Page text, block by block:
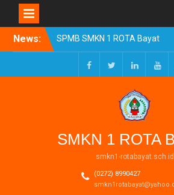
News:
SPMB SMKN 1 ROTA Bayat
Tahun Ajaran 2026/2027
Resmi Dibuka
Pengumuman Kelulusan
Tahun Ajaran 2025-2026
Realisasi Dana BOSP
Reguler Tahap 1 Tahun
FacebookTwitterLinkedIn
SMKN 1 ROTA
smkn1-rotabayat.sch.id
(0272) 8990427